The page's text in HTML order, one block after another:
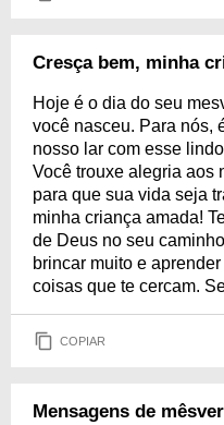
Cresça bem, minha
Hoje é o dia do seu
você nasceu. Para nós,
nosso lar com esse
Você trouxe alegria aos
para que sua vida seja
minha criança amada!
de Deus no seu
brincar muito e
coisas que te cercam.
COPIAR
Mensagens de